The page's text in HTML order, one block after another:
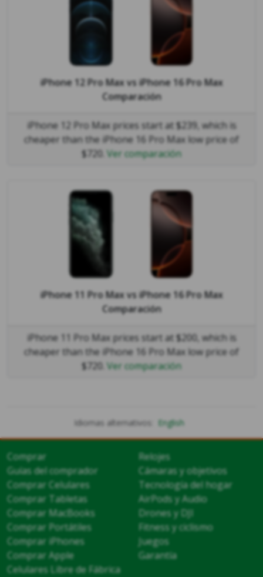
iPhone 12 Pro MaxvsiPhone 16 Pro Max
Comparación
iPhone 12 Pro Max prices start at $239, which is
cheaper than the iPhone 16 Pro Max low price of
$720. Ver comparación
iPhone 11 Pro MaxvsiPhone 16 Pro Max
Comparación
iPhone 11 Pro Max prices start at $200, which is
cheaper than the iPhone 16 Pro Max low price of
$720. Ver comparación
Idiomas alternativos: English
Comprar
Guías del comprador
Comprar Celulares
Comprar Tabletas
Comprar MacBooks
Comprar Portátiles
Comprar iPhones
Comprar Apple
Celulares Libre de Fábrica
Relojes
Cámaras y objetivos
Tecnología del hogar
AirPods y Audio
Drones y DJI
Fitness y ciclismo
Juegos
Garantía